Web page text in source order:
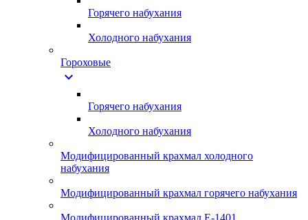
Горячего набухания
Холодного набухания
Гороховые
expand_more
Горячего набухания
Холодного набухания
Модифицированный крахмал холодного
набухания
Модифицированный крахмал горячего набухания